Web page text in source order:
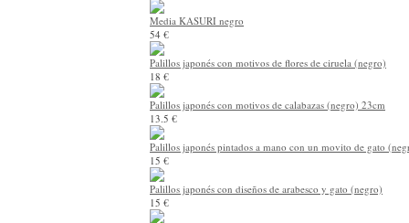
Media KASURI negro
54 €
Palillos japonés con motivos de flores de ciruela (negro)
18 €
Palillos japonés con motivos de calabazas (negro) 23cm
13.5 €
Palillos japonés pintados a mano con un movito de gato
15 €
Palillos japonés con diseños de arabesco y gato (negro)
15 €